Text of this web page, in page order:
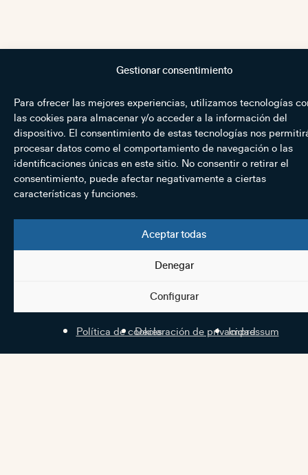
Gestionar consentimiento
Para ofrecer las mejores experiencias, utilizamos tecnologías
las cookies para almacenar y/o acceder a la información del
dispositivo. El consentimiento de estas tecnologías nos
procesar datos como el comportamiento de navegación o las
identificaciones únicas en este sitio. No consentir o retirar el
consentimiento, puede afectar negativamente a ciertas
características y funciones.
Aceptar todas
Denegar
Configurar
Política de cookiesDeclaración de privacidad
Impressum